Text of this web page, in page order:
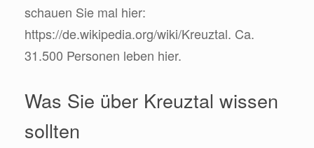
schauen Sie mal hier:
https://de.wikipedia.org/wiki/Kreuztal. Ca.
31.500 Personen leben hier.
Was Sie über Kreuztal wissen
sollten